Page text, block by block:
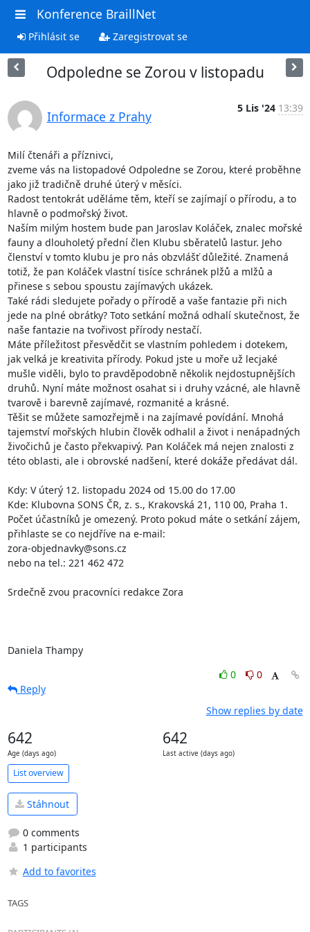
Konference BraillNet
Přihlásit se Zaregistrovat se
Odpoledne se Zorou v listopadu
Informace z Prahy
5 Lis '24 13:39
Milí čtenáři a příznivci,
zveme vás na listopadové Odpoledne se Zorou, které proběhne
jako již tradičně druhé úterý v měsíci.
Radost tentokrát uděláme těm, kteří se zajímají o přírodu, a to
hlavně o podmořský život.
Naším milým hostem bude pan Jaroslav Koláček, znalec mořské
fauny a dlouholetý přední člen Klubu sběratelů lastur. Jeho
členství v tomto klubu je pro nás obzvlášť důležité. Znamená
totiž, že pan Koláček vlastní tisíce schránek plžů a mlžů a
přinese s sebou spoustu zajímavých ukázek.
Také rádi sledujete pořady o přírodě a vaše fantazie při nich
jede na plné obrátky? Toto setkání možná odhalí skutečnost, že
naše fantazie na tvořivost přírody nestačí.
Máte příležitost přesvědčit se vlastním pohledem i dotekem,
jak velká je kreativita přírody. Pokud jste u moře už lecjaké
mušle viděli, bylo to pravděpodobně několik nejdostupnějších
druhů. Nyní máte možnost osahat si i druhy vzácné, ale hlavně
tvarově i barevně zajímavé, rozmanité a krásné.
Těšit se můžete samozřejmě i na zajímavé povídání. Mnohá
tajemství mořských hlubin člověk odhalil a život i nenápadných
živočichů je často překvapivý. Pan Koláček má nejen znalosti z
této oblasti, ale i obrovské nadšení, které dokáže předávat dál.
Kdy: V úterý 12. listopadu 2024 od 15.00 do 17.00
Kde: Klubovna SONS ČR, z. s., Krakovská 21, 110 00, Praha 1.
Počet účastníků je omezený. Proto pokud máte o setkání zájem,
přihlaste se co nejdříve na e-mail:
zora-objednavky@sons.cz
nebo na tel.: 221 462 472
Srdečně zvou pracovníci redakce Zora
Daniela Thampy
0
0
Reply
Show replies by date
642
Age (days ago)
642
Last active (days ago)
List overview
Stáhnout
0 comments
1 participants
Add to favorites
TAGS